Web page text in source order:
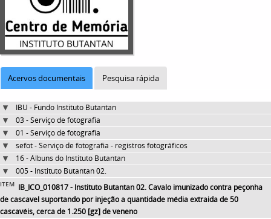
Acervos documentais Pesquisa rápida
IBU - Fundo Instituto Butantan
03 - Serviço de fotografia
01 - Serviço de fotografia
sefot - Serviço de fotografia - registros fotográficos
16 - Álbuns do Instituto Butantan
005 - Instituto Butantan 02.
ITEM IB_ICO_010817 - Instituto Butantan 02. Cavalo imunizado contra peçonha
de cascavel suportando por injeção a quantidade média extraida de 50
cascavéis, cerca de 1.250 [gz] de veneno